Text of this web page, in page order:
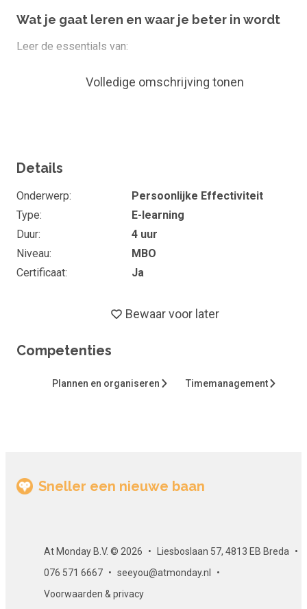
Wat je gaat leren en waar je beter in wordt
Leer de essentials van:
Jezelf voorbereiden op productiviteit (doelen,
conditirs, beslissen, orde, planning)
kunnen en leren, ontspanning en vreugde)
Voor wie is dit?
Dit is voor jou als je jezelf herkent in één van deze 3
1. Je hebt nog niets op dit gebied gelezen, en wilt een zeer
2. Je hebt juist al van alles gelezen, maar wilt zien hoe dit
misschien bijschaven.
Het eindigt met een set optionele vragen, alle o.b.v. keuze
Certificaat
Als je slaagt voor alle toetsen, kan je per e-mail een
gewaarmerkt certificaat ontvangen. Dit certificaat kun je
Volledige omschrijving tonen
Details
Onderwerp
Persoonlijke Effectiviteit
Type
E-learning
Duur
4 uur
Niveau
MBO
Certificaat
Ja
Bewaar voor later
Competenties
Plannen en organiseren Timemanagement
Sneller een nieuwe baan
At Monday B.V. © 2026
Liesboslaan 57, 4813 EB Breda
076 571 6667
seeyou@atmonday.nl
Voorwaarden & privacy